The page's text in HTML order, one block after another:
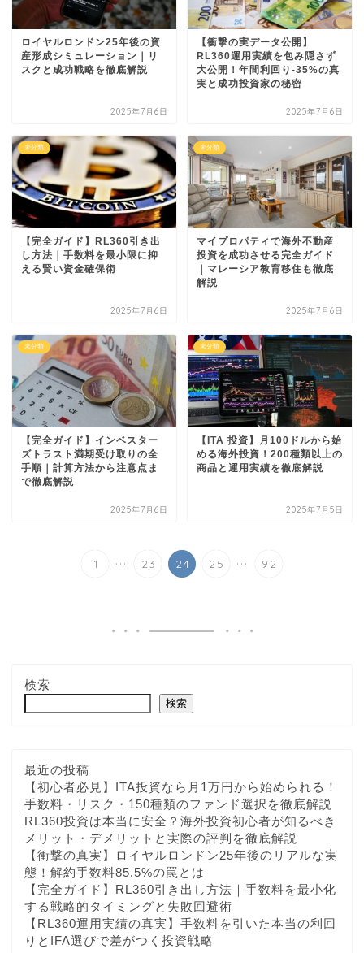
ロイヤルロンドン25年後の資
産形成シミュレーション｜リ
スクと成功戦略を徹底解説
2025年7月6日
【衝撃の実データ公開】
RL360運用実績を包み隠さず
大公開！年間利回り-35%の真
実と成功投資家の秘密
2025年7月6日
未分類
【完全ガイド】RL360引き出
し方法｜手数料を最小限に抑
える賢い資金確保術
2025年7月6日
未分類
マイプロパティで海外不動産
投資を成功させる完全ガイド
｜マレーシア教育移住も徹底
解説
2025年7月6日
未分類
【完全ガイド】インベスター
ズトラスト満期受け取りの全
手順｜計算方法から注意点ま
で徹底解説
2025年7月6日
未分類
【ITA 投資】月100ドルから始
める海外投資！200種類以上の
商品と運用実績を徹底解説
2025年7月5日
1 ... 23 24 25 ... 92
検索
検索
最近の投稿
【初心者必見】ITA投資なら月1万円から始められる！
手数料・リスク・150種類のファンド選択を徹底解説
RL360投資は本当に安全？海外投資初心者が知るべき
メリット・デメリットと実際の評判を徹底解説
【衝撃の真実】ロイヤルロンドン25年後のリアルな実
態！解約手数料85.5%の罠とは
【完全ガイド】RL360引き出し方法｜手数料を最小化
する戦略的タイミングと失敗回避術
【RL360運用実績の真実】手数料を引いた本当の利回
りとIFA選びで差がつく投資戦略